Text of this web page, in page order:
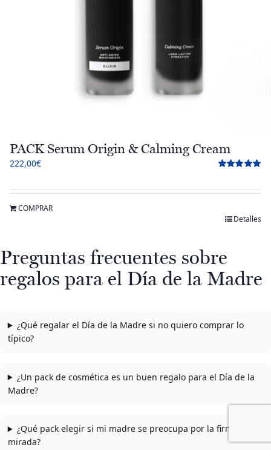
PACK Serum Origin & Calming Cream
222,00€
COMPRAR
Detalles
Preguntas frecuentes sobre
regalos para el Día de la Madre
¿Qué regalar el Día de la Madre si no quiero comprar lo
típico?
¿Un pack de cosmética es un buen regalo para el Día de la
Madre?
¿Qué pack elegir si mi madre se preocupa por la firmeza y la
mirada?